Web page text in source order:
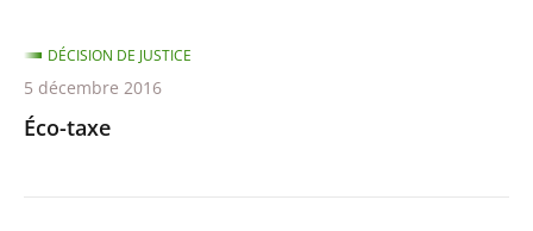
Éco-taxe
DÉCISION DE JUSTICE
5 décembre 2016